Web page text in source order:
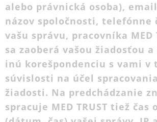
alebo právnická osoba),
názov spoločnosti, telefónne
vašu správu, pracovníka MED
sa zaoberá vašou žiadosťou
inú korešpondenciu s vami v
súvislosti na účel
žiadosti. Na predchádzanie
spracuje MED TRUST tiež čas